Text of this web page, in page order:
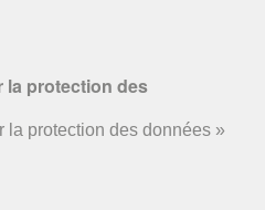
la protection des
la protection des données »